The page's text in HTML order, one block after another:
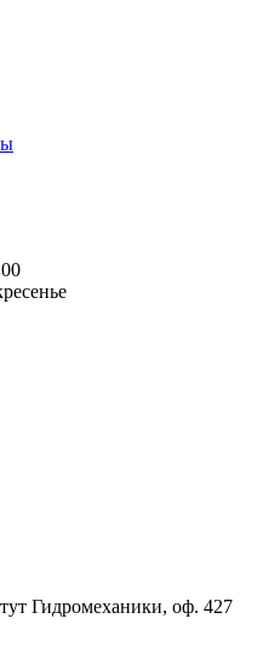
Гидромеханики, оф. 427